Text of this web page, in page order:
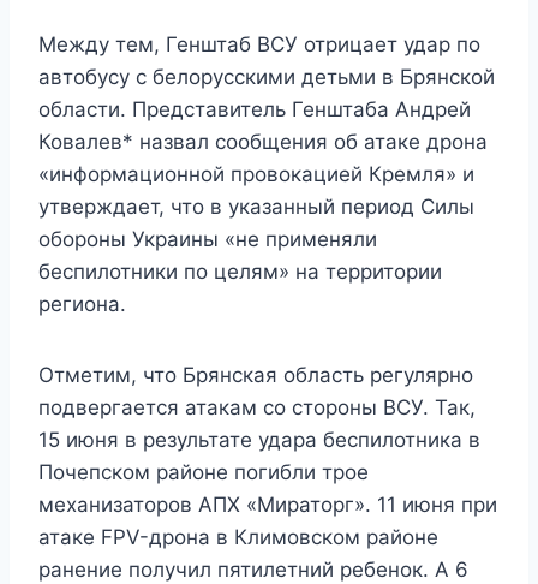
Между тем, Генштаб ВСУ отрицает удар по
автобусу с белорусскими детьми в Брянской
области. Представитель Генштаба Андрей
Ковалев* назвал сообщения об атаке дрона
«информационной провокацией Кремля» и
утверждает, что в указанный период Силы
обороны Украины «не применяли
беспилотники по целям» на территории
региона.
Отметим, что Брянская область регулярно
подвергается атакам со стороны ВСУ. Так,
15 июня в результате удара беспилотника в
Почепском районе погибли трое
механизаторов АПХ «Мираторг». 11 июня при
атаке FPV-дрона в Климовском районе
ранение получил пятилетний ребенок. А 6